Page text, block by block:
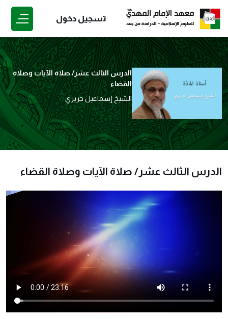
تسجيل دخول
الدرس الثالث عشر/ صلاة الآيات وصلاة
القضاء
الشيخ إسماعيل حريري
الدرس الثالث عشر/ صلاة الآيات وصلاة القضاء